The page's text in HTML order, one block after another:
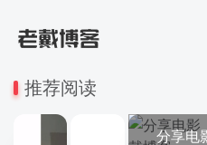
推荐阅读